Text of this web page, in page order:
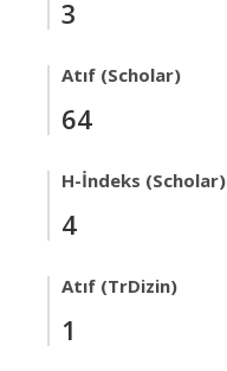
3
Atıf (Scholar)
64
H-İndeks (Scholar)
4
Atıf (TrDizin)
1